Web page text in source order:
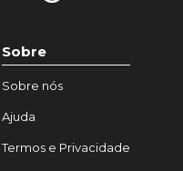
Sobre
Sobre nós
Ajuda
Termos e Privacidade